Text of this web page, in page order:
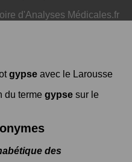
d'Analyses Médicales.fr
gypse avec le Larousse
du terme gypse sur le
des